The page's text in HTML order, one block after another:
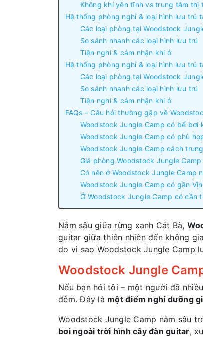
Không khí yên tĩnh vs trung tâm thị
Hệ thống phòng nghỉ & loại hình lưu trú
Các loại phòng tại Woodstock
So sánh nhanh các loại hình lưu trú
Tiện nghi & cảm nhận khi ở
Hệ thống phòng nghỉ & loại hình lưu trú
Các loại phòng tại Woodstock
So sánh nhanh các loại hình lưu trú
Tiện nghi & cảm nhận khi ở
FAQs – Câu hỏi thường gặp về
Woodstock Jungle Camp có bể bơi
Woodstock Jungle Camp có phù
Woodstock Jungle Camp cách
Giá phòng Woodstock Jungle
Có nên ở Woodstock Jungle Camp
Woodstock Jungle Camp có gần
Ở Woodstock Jungle Camp có cần
Nằm sâu giữa rừng xanh Cát Bà,
guitar giữa thiên nhiên đến không
do vì sao Woodstock Jungle Camp
Woodstock Jungle
Nếu bạn hỏi tôi – một người đã
đêm. Đây là một điểm nghỉ dưỡng
Woodstock Jungle Camp nằm sâu
bơi ngoài trời hình cây đàn guitar,